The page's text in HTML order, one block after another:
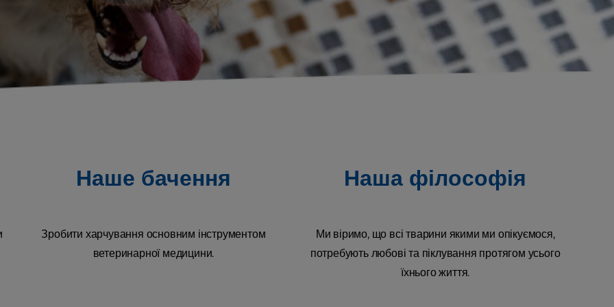
Наше бачення
Зробити харчування основним інструментом
ветеринарної медицини.
Наша філософія
Ми віримо, що всі тварини якими ми опікуємося,
потребують любові та піклування протягом усього
їхнього життя.